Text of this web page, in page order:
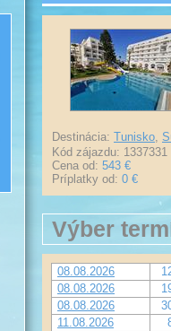
Destinácia: Tunisko,
Kód zájazdu: 1337331
Cena od: 543 €
Príplatky od: 0 €
Výber
08.08.2026
08.08.2026
08.08.2026
11.08.2026